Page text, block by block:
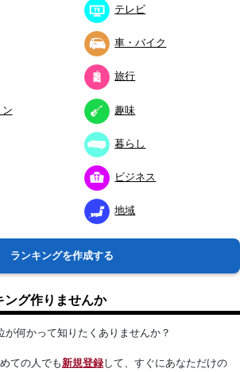
テレビ
車・バイク
旅行
ン 趣味
暮らし
ビジネス
地域
ランキングを作成する
ング作りませんか
が何かって知りたくありませんか？
ての人でも新規登録して、すぐにあなただけの